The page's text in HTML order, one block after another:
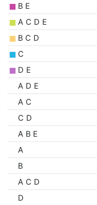
B E
A C D E
B C D
C
D E
A D E
A C
C D
A B E
A
B
A C D
D